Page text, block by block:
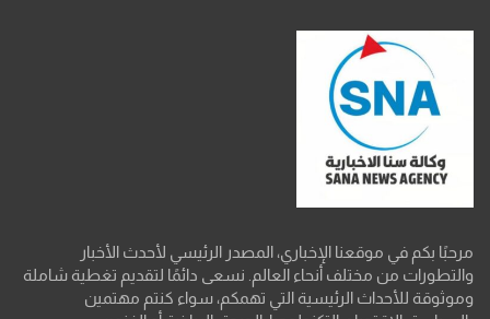
مرحبًا بكم في موقعنا الإخباري، المصدر الرئيسي لأحدث الأخبار
والتطورات من مختلف أنحاء العالم. نسعى دائمًا لتقديم تغطية شاملة
وموثوقة للأحداث الرئيسية التي تهمكم، سواء كنتم مهتمين